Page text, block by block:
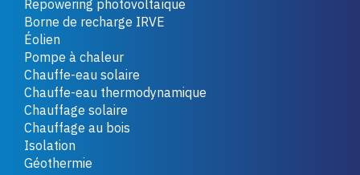
Repowering photovoltaïque
Borne de recharge IRVE
Éolien
Pompe à chaleur
Chauffe-eau solaire
Chauffe-eau thermodynamique
Chauffage solaire
Chauffage au bois
Isolation
Géothermie